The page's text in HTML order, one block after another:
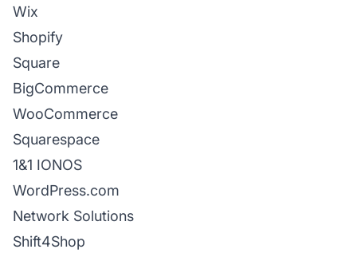
Wix
Shopify
Square
BigCommerce
WooCommerce
Squarespace
1&1 IONOS
WordPress.com
Network Solutions
Shift4Shop